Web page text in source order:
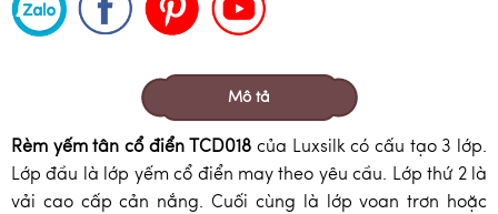
Mô tả
Rèm yếm tân cổ điển TCD018 của Luxsilk có cấu tạo 3 lớp.
Lớp đầu là lớp yếm cổ điển may theo yêu cầu. Lớp thứ 2 là
vải cao cấp cản nắng. Cuối cùng là lớp voan trơn hoặc